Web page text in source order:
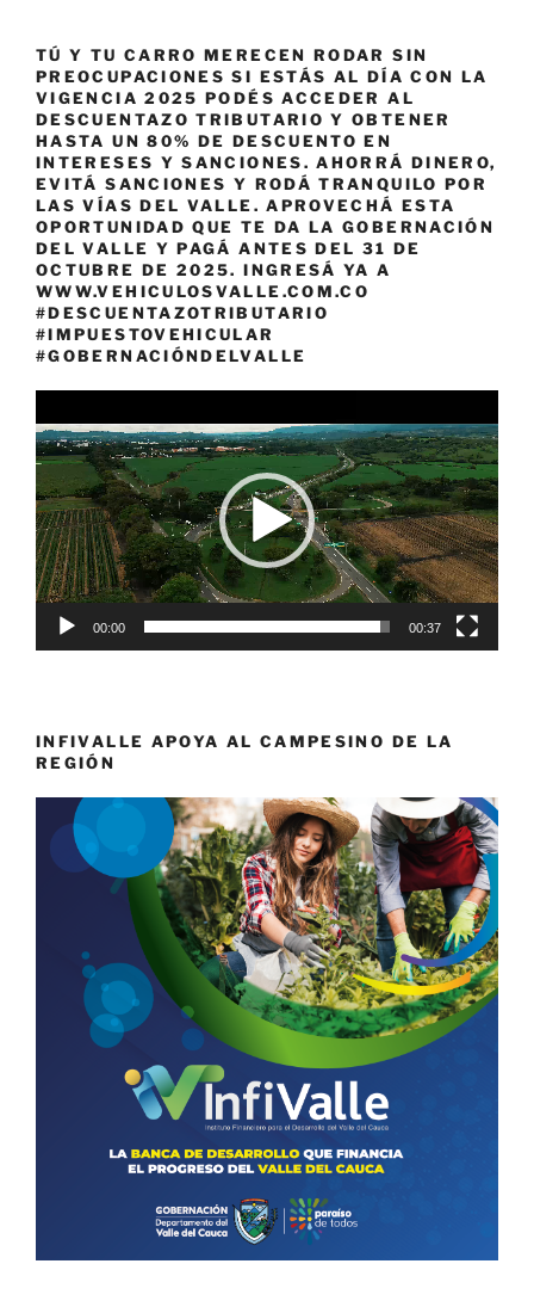
TÚ Y TU CARRO MERECEN RODAR SIN
PREOCUPACIONES SI ESTÁS AL DÍA CON LA
VIGENCIA 2025 PODÉS ACCEDER AL
DESCUENTAZO TRIBUTARIO Y OBTENER
HASTA UN 80% DE DESCUENTO EN
INTERESES Y SANCIONES. AHORRÁ DINERO,
EVITÁ SANCIONES Y RODÁ TRANQUILO POR
LAS VÍAS DEL VALLE. APROVECHÁ ESTA
OPORTUNIDAD QUE TE DA LA GOBERNACIÓN
DEL VALLE Y PAGÁ ANTES DEL 31 DE
OCTUBRE DE 2025. INGRESÁ YA A
WWW.VEHICULOSVALLE.COM.CO
#DESCUENTAZOTRIBUTARIO
#IMPUESTOVEHICULAR
#GOBERNACIÓNDELVALLE
de
vídeo
00:00 00:37
INFIVALLE APOYA AL CAMPESINO DE LA
REGIÓN